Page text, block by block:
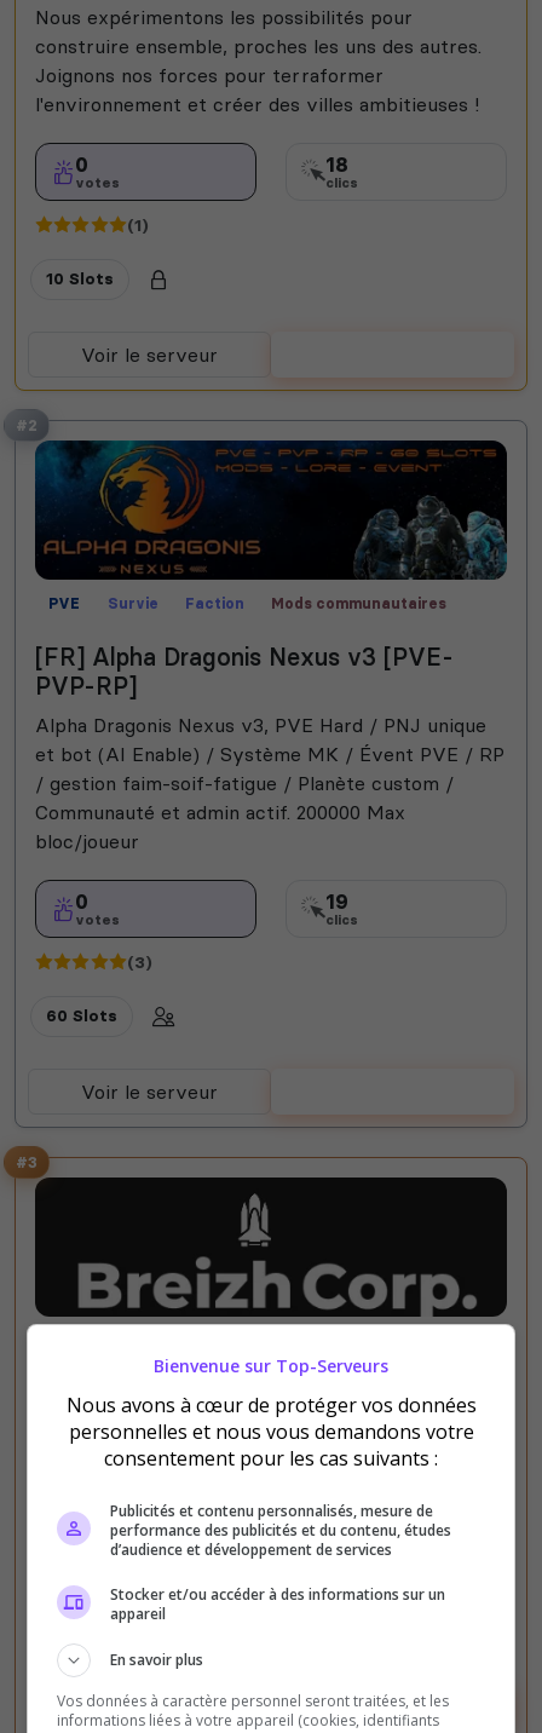
Nous expérimentons les possibilités pour
construire ensemble, proches les uns des autres.
Joignons nos forces pour terraformer
l'environnement et créer des villes ambitieuses !
0
votes
18
clics
(1)
10 Slots
Voir le serveur
#2
PVE Survie Faction
Mods communautaires
[FR] Alpha Dragonis Nexus v3 [PVE-
PVP-RP]
Alpha Dragonis Nexus v3, PVE Hard / PNJ unique
et bot (AI Enable) / Système MK / Évent PVE / RP
/ gestion faim-soif-fatigue / Planète custom /
Communauté et admin actif. 200000 Max
bloc/joueur
0
votes
19
clics
(3)
60 Slots
Voir le serveur
#3
Serveur simple, Vanilla, fonctionne avec Torch.
Hangar virtuel Fonctionnel !
0
votes
5
clics
Voir le serveur Voter
Bienvenue sur Top-Serveurs
Nous avons à cœur de protéger vos données
personnelles et nous vous demandons votre
consentement pour les cas suivants :
Publicités et contenu personnalisés, mesure de
performance des publicités et du contenu, études
d’audience et développement de services
Stocker et/ou accéder à des informations sur un
appareil
En savoir plus
Vos données à caractère personnel seront traitées, et les
informations liées à votre appareil (cookies, identifiants